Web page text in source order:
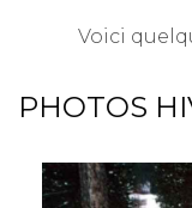
Voici
PHOTOS